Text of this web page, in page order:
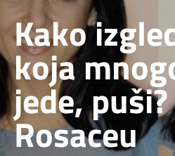
Kako
koja
jede,
Rosaceu